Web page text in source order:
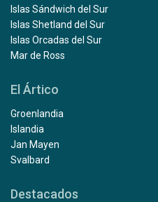
Islas Sándwich del Sur
Islas Shetland del Sur
Islas Orcadas del Sur
Mar de Ross
El Ártico
Groenlandia
Islandia
Jan Mayen
Svalbard
Destacados